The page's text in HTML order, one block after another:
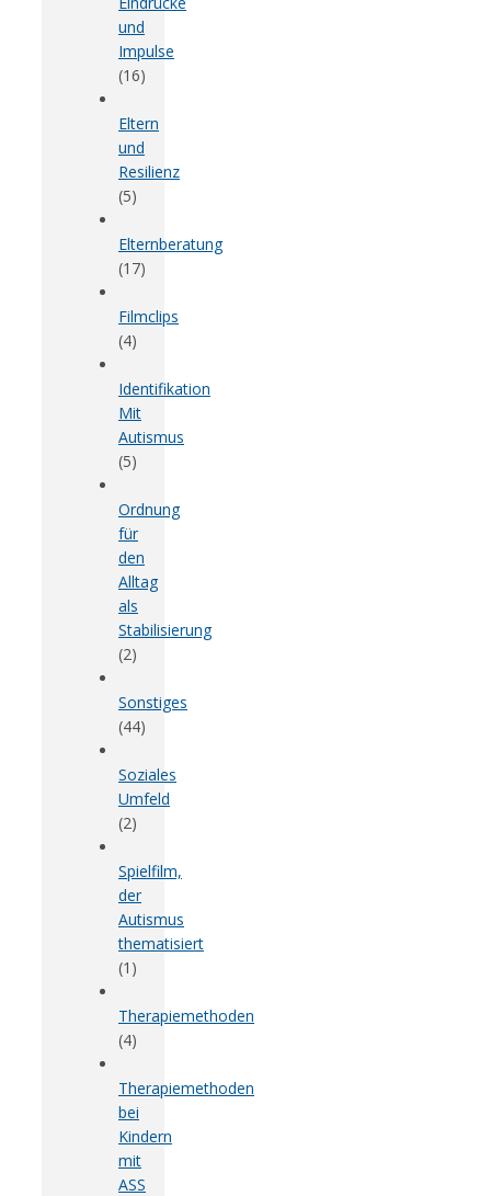
und
Impulse
(16)
Eltern
und
Resilienz
(5)
Elternberatung
(17)
Filmclips
(4)
Identifikation
Mit
Autismus
(5)
Ordnung
für
den
Alltag
als
Stabilisierung
(2)
Sonstiges
(44)
Soziales
Umfeld
(2)
Spielfilm,
der
Autismus
thematisiert
(1)
Therapiemethoden
(4)
Therapiemethoden
bei
Kindern
mit
ASS